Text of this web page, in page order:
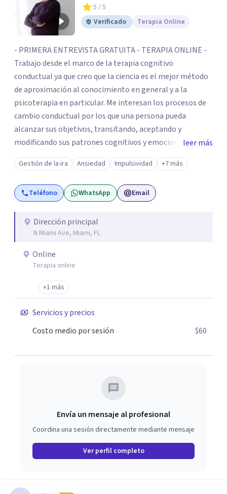
5 / 5
Verificado
Terapia Online
- PRIMERA ENTREVISTA GRATUITA - TERAPIA ONLINE -
Trabajo desde el marco de la terapia cognitivo
conductual ya que creo que la ciencia es el mejor método
de aproximación al conocimiento en general y a la
psicoterapia en particular. Me interesan los procesos de
cambio conductual por los que una persona pueda
alcanzar sus objetivos, transitando, aceptando y
modificando sus patrones cognitivos y emocionales.
Abordo patologías específicas como trastornos de
ansiedad y del ánimo, y también crisis vitales y procesos
de crecimiento personal.
leer más
Gestión de la ira Ansiedad Impulsividad +7 más
Teléfono WhatsApp Email
Dirección principal
N Miami Ave, Miami, FL
Online
Terapia online
+1 más
Servicios y precios
Costo medio por sesión
$60
Envía un mensaje al profesional
Coordina una sesión directamente mediante mensaje
Ver perfil completo